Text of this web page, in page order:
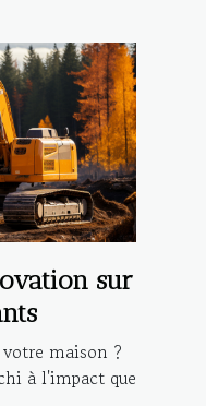
sur
maison ?
à l'impact que